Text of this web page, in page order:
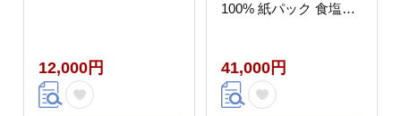
12,000円
100% 紙パック 食塩不
品 完熟トマト 野菜飲料
トマトジュース 野菜ジ
ュース 飲料類 ドリンク
41,000円